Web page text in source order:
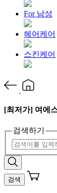
For 남성
헤어케어
스킨케어
[최저가] 여에
검색하기
검색